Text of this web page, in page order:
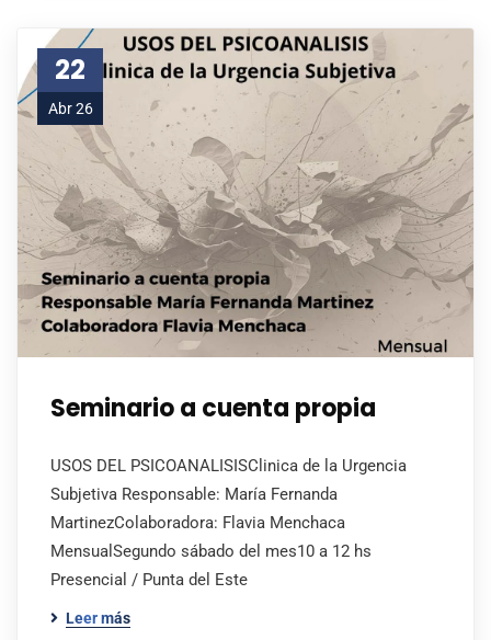
22
Abr 26
Seminario a cuenta propia
USOS DEL PSICOANALISISClinica de la Urgencia
Subjetiva Responsable: María Fernanda
MartinezColaboradora: Flavia Menchaca
MensualSegundo sábado del mes10 a 12 hs
Presencial / Punta del Este
Leer más